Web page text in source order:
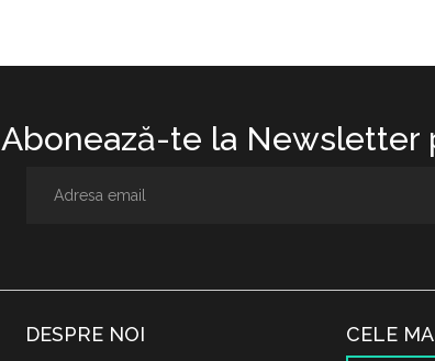
Abonează-te la Newsletter
DESPRE NOI CELE